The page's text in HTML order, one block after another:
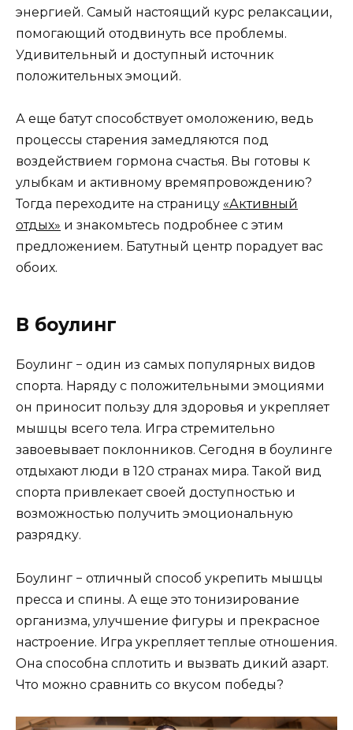
энергией. Самый настоящий курс релаксации,
помогающий отодвинуть все проблемы.
Удивительный и доступный источник
положительных эмоций.
А еще батут способствует омоложению, ведь
процессы старения замедляются под
воздействием гормона счастья. Вы готовы к
улыбкам и активному времяпровождению?
Тогда переходите на страницу «Активный
отдых» и знакомьтесь подробнее с этим
предложением. Батутный центр порадует вас
обоих.
В боулинг
Боулинг − один из самых популярных видов
спорта. Наряду с положительными эмоциями
он приносит пользу для здоровья и укрепляет
мышцы всего тела. Игра стремительно
завоевывает поклонников. Сегодня в боулинге
отдыхают люди в 120 странах мира. Такой вид
спорта привлекает своей доступностью и
возможностью получить эмоциональную
разрядку.
Боулинг − отличный способ укрепить мышцы
пресса и спины. А еще это тонизирование
организма, улучшение фигуры и прекрасное
настроение. Игра укрепляет теплые отношения.
Она способна сплотить и вызвать дикий азарт.
Что можно сравнить со вкусом победы?